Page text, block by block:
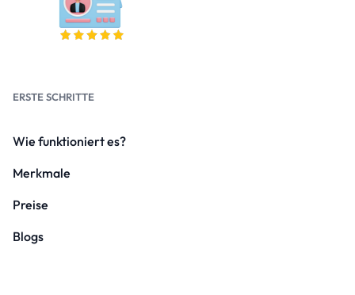
ERSTE SCHRITTE
Wie funktioniert es?
Merkmale
Preise
Blogs